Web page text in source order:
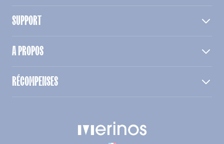
SUPPORT
A PROPOS
RÉCOMPENSES